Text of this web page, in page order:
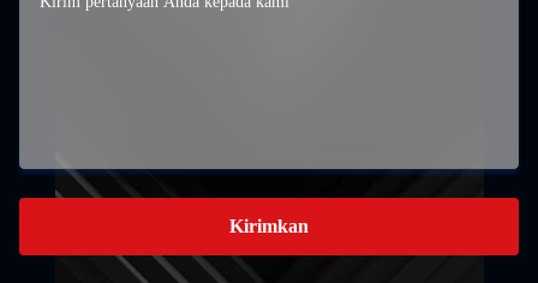
Kirimkan